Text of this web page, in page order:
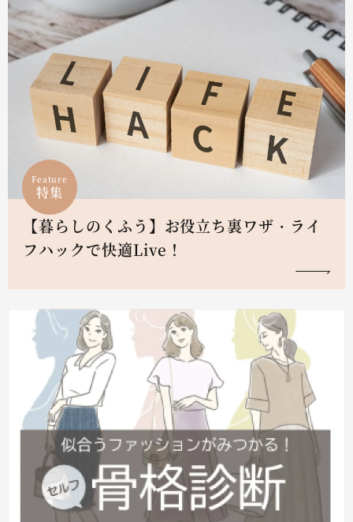
Feature
特集
【暮らしのくふう】お役立ち裏ワザ・ライ
フハックで快適Live！